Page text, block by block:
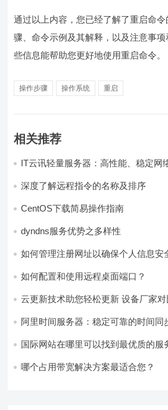
通过以上内容，您已经了解了重启命
骤、命令示例及其解释，以及注意事
些信息能帮助您更好地使用重启命令。
操作步骤 操作系统 重启
相关推荐
IT云讯轻量服务器：高性能、稳定网
深度了解远程指令的名称及排序
CentOS下载简易操作指南
dyndns服务优势之多样性
如何管理注册网址以确保个人信息安
如何配置和使用远程桌面端口？
云更新技术助您轻松更新 设备厂家对
阿里时间服务器：稳定可靠的时间同
国际网站在哪里可以找到最优质的服
哪个占用带宽解决方案最适合您？